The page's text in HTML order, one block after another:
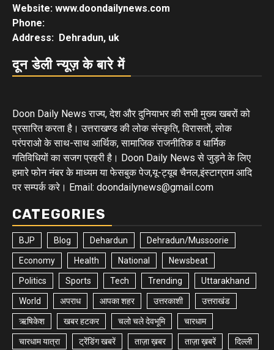
Website: www.doondailynews.com
Phone:
Address: Dehradun, uk
दून डेली न्यूज़ के बारे में
Doon Daily News राज्य, देश और दुनियाभर की सभी मुख्य खबरों को
प्रसारित करता है। उत्तराखण्ड की लोक संस्कृति, विरासतों, लोक
परंपराओ के साथ-साथ आर्थिक, सामाजिक राजनीतिक व धार्मिक
गतिविधियों का सजग प्रहरी है। Doon Daily News से जुड़ने के लिए
हमारे फोन नंबर के माध्यम या फेसबुक पेज,यू-ट्यूब चैनल,इंस्टाग्राम आदि
पर सम्पर्क करे। Email: doondailynews@gmail.com
CATEGORIES
BJP Blog Dehardun Dehradun/Mussoorie
Economy Health National Newsbeat
Politics Sports Tech Trending Uttarakhand
World अपराध आपका शहर उत्तरकाशी उत्तराखंड
ऋषिकेश खबर हटकर चलो चले देवभूमि चारधाम
चारधाम यात्रा ट्रेंडिंग खबरें ताज़ा ख़बर ताज़ा ख़बरें दिल्ली